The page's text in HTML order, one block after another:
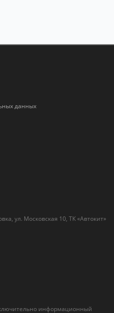
данных
ул. Московская 10, ТК «Автокит»
информационный